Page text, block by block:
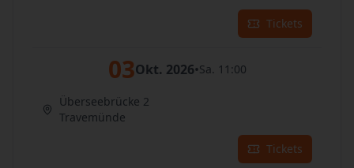
Tickets
03Okt. 2026•Sa. 11:00
Überseebrücke 2
Travemünde
Tickets